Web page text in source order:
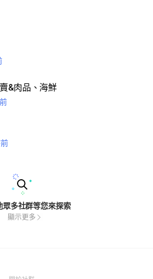
術與現代口感，酸辣適中、脆口多
工製作，讓消費者輕鬆在家品味純粹
統家常美味與品牌傳遞的溫暖。
&肉品、海鮮
眾多社群等您來探索
顯示更多